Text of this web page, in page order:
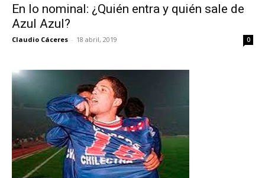
En lo nominal: ¿Quién entra y quién sale de
Azul Azul?
Claudio Cáceres - 18 abril, 2019 0